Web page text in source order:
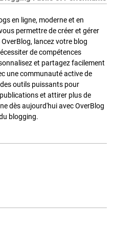
en ligne, moderne et en
permettre de créer et gérer
lancez votre blog
de compétences
et partagez facilement
une communauté active de
outils puissants pour
et attirer plus de
dès aujourd'hui avec OverBlog
blogging.